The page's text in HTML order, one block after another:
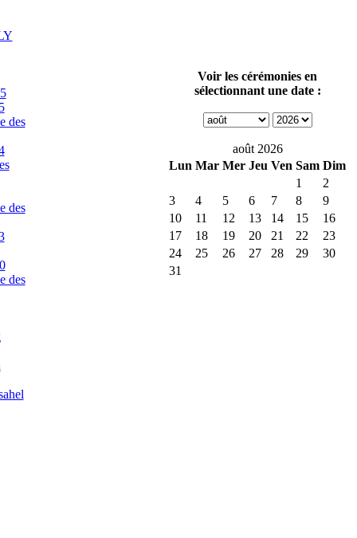
des
des
des
Voir les cérémonies en
sélectionnant une date :
août 2026
Lun Mar Mer Jeu Ven Sam Dim
1
2
3
4 5 6 7 8
9
10
11 12 13 14 15
16
17
18 19 20 21 22
23
24
25 26 27 28 29
30
31